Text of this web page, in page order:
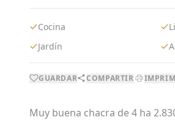
Cocina
Jardín
GUARDAR COMPARTIR
Muy buena chacra de 4 ha